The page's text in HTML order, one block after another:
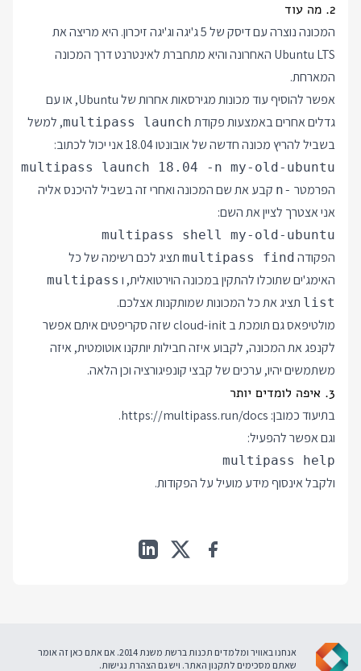
2. מה עוד
המכונה נוצרה עם דיסק של 5 ג'יגה וג'יגה זיכרון. היא מריצה את
Ubuntu LTS האחרונה והיא מתחברת לאינטרנט דרך המכונה
המארחת.
אפשר להוסיף עוד מכונות מגירסאות אחרות של Ubuntu, או עם
גדלים אחרים באמצעות פקודת multipass launch, למשל
בשביל להריץ מכונה חדשה של אובונטו 18.04 אני יכול לכתוב:
multipass launch 18.04 -n my-old-ubuntu
הפרמטר -n
קבע את שם המכונה ואחרי זה בשביל להיכנס אליה
אני אצטרך לציין את השם:
multipass shell my-old-ubuntu
הפקודה multipass find תציג לכם רשימה של כל
האימג'ים שתוכלו להתקין במכונה הוירטואלית, ו multipass
list תציג את כל המכונות שמותקנות אצלכם.
מולטיפאס גם תומכת ב cloud-init שזה סקריפטים איתם אפשר
לקנפג את המכונה, לקבוע איזה חבילות יותקנו אוטומטית, איזה
משתמשים יהיו, ערכים של קבצי קונפיגורציה וכן הלאה.
3. איפה לומדים יותר
בתיעוד כמובן: https://multipass.run/docs
.
וגם אפשר להפעיל:
multipass help
ולקבל אינסוף מידע מועיל על הפקודות.
אנחנו באוויר ומלמדים תכנות ברשת משנת 2014. אם אתם כאן זה אומר
שאתם מסכימים לתקנון האתר. ויש גם הצהרת נגישות.